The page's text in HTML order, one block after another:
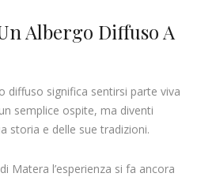
Albergo Diffuso A
diffuso significa sentirsi parte viva
semplice ospite, ma diventi
storia e delle sue tradizioni.
Matera l’esperienza si fa ancora